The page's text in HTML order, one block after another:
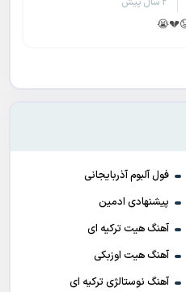
فول آلبوم آذربایجانی
پیشنهادی ادمین
آهنگ هیت ترکیه ای
آهنگ هیت اوزبکی
آهنگ نوستالژی ترکیه ای